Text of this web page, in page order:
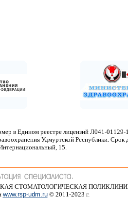
в Едином реестре лицензий Л041-
Удмуртской Республики. Срок
15.
СТОМАТОЛОГИЧЕСКАЯ ПОЛИКЛИНИКА
www.rsp-udm.ru© 2011-2023 г.